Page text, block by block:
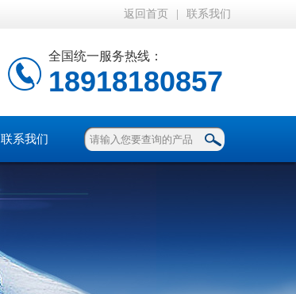
返回首页 联系我们
全国统一服务热线：
18918180857
联系我们